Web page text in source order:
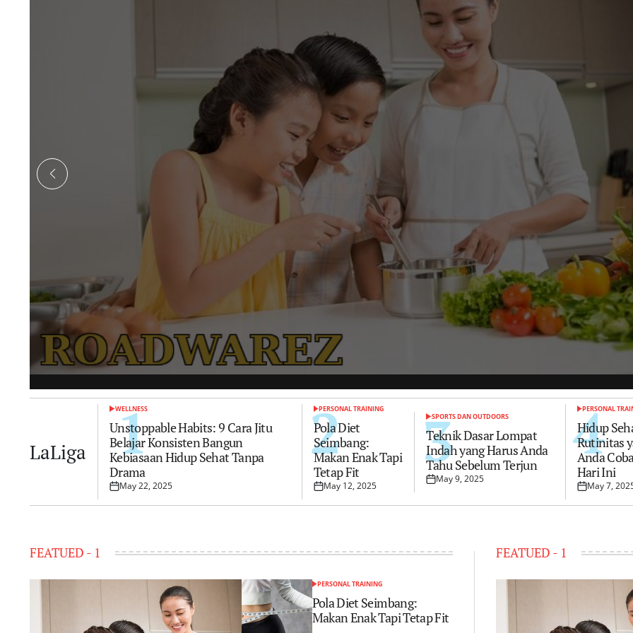
IN
WELLNESS
Unstoppable Habits: 9
Cara Jitu Belajar
Kebiasaan Hidup Sehat
Tanpa Drama
LaLiga 1
POSTED
IN
WELLNESS
Unstoppable Habits: 9 Cara Jitu
Belajar Konsisten Bangun
Kebiasaan Hidup Sehat Tanpa
Drama
Posted
on
May 22, 2025
2
POSTED
IN
PERSONAL TRAINING
Pola Diet
Seimbang:
Makan Enak Tapi
Tetap Fit
Posted
on
May 12, 2025
3
POSTED
IN
SPORTS DAN OUTDOORS
Teknik Dasar Lompat
Indah yang Harus Anda
Tahu Sebelum Terjun
Posted
May 9, 2025
4
POSTED
IN
PERSONAL
Hidup
Rutinitas
Anda
Hari Ini
Posted
on
May 7,
Hidup
Tanpa
Roadwarez –
tahu
konsisten
pola hidup
FEATUED - 1
POSTED
IN
PERSONAL TRAINING
Pola Diet Seimbang:
Makan Enak Tapi Tetap Fit
FEATUED - 1